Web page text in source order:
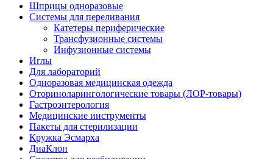
Шприцы одноразовые
Системы для переливания
Катетеры периферические
Трансфузионные системы
Инфузионные системы
Иглы
Для лабораторий
Одноразовая медицинская одежда
Оториноларингологические товары (ЛОР-товары)
Гастроэнтерология
Медицинские инструменты
Пакеты для стерилизации
Кружка Эсмарха
ДиаКлон